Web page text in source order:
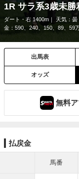
1R サラ系3歳未勝
ダート・右 1400m 天気： 曇
金：590、240、150、89、59
出馬表
オッズ
無料
払戻金
馬番